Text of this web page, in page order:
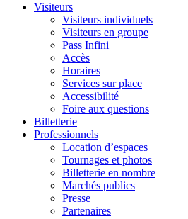
Visiteurs
Visiteurs individuels
Visiteurs en groupe
Pass Infini
Accès
Horaires
Services sur place
Accessibilité
Foire aux questions
Billetterie
Professionnels
Location d’espaces
Tournages et photos
Billetterie en nombre
Marchés publics
Presse
Partenaires